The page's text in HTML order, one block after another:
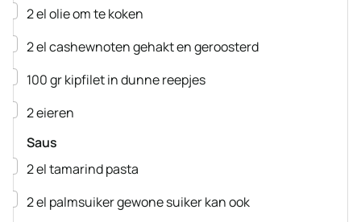
▢
2elolieom te koken
▢
2elcashewnotengehakt en geroosterd
▢
100grkipfiletin dunne reepjes
▢
2eieren
Saus
▢
2eltamarind pasta
▢
2el palmsuikergewone suiker kan ook